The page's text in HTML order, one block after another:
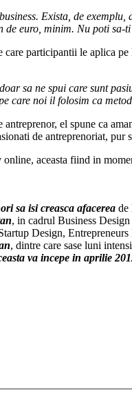
Exista, de
euro, minim. Nu poti
participantii le aplica
sa ne spui care sunt
care noi il folosim ca
el spune ca
de antreprenoriat, pur
aceasta fiind in
sa isi creasca afacerea de
, in cadrul Business
Design, Entrepreneurs
, dintre care sase luni
va incepe in aprilie